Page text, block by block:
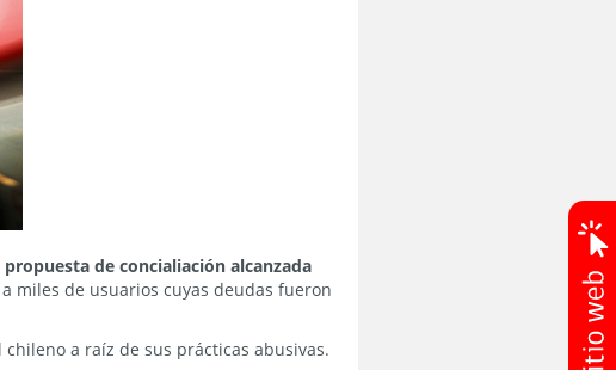
de concialiación alcanzada
miles de usuarios cuyas deudas fueron
a raíz de sus prácticas abusivas.